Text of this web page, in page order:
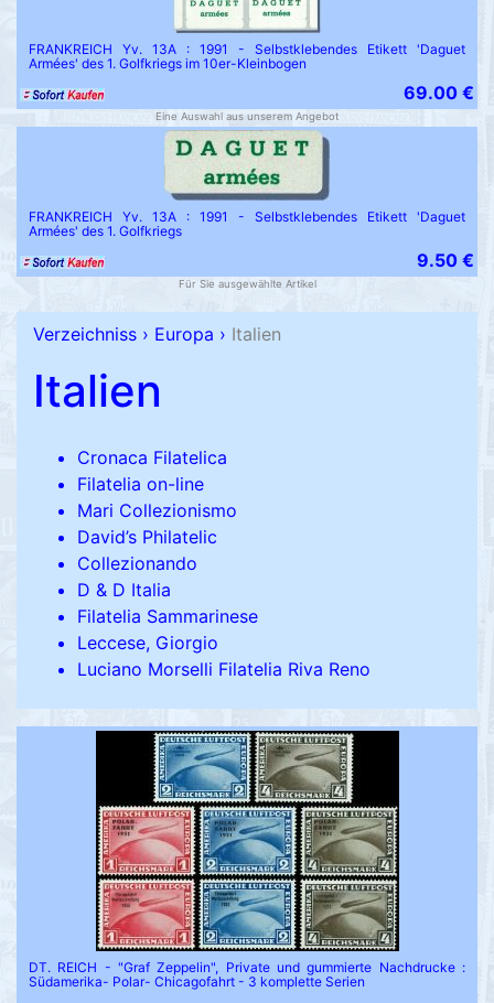
FRANKREICH Yv. 13A : 1991 - Selbstklebendes Etikett 'Daguet
Armées' des 1. Golfkriegs im 10er-Kleinbogen
69.00 €
Eine Auswahl aus unserem Angebot
FRANKREICH Yv. 13A : 1991 - Selbstklebendes Etikett 'Daguet
Armées' des 1. Golfkriegs
9.50 €
Für Sie ausgewählte Artikel
Verzeichniss › Europa › Italien
Italien
Cronaca Filatelica
Filatelia on-line
Mari Collezionismo
David’s Philatelic
Collezionando
D & D Italia
Filatelia Sammarinese
Leccese, Giorgio
Luciano Morselli Filatelia Riva Reno
DT. REICH - "Graf Zeppelin", Private und gummierte Nachdrucke :
Südamerika- Polar- Chicagofahrt - 3 komplette Serien